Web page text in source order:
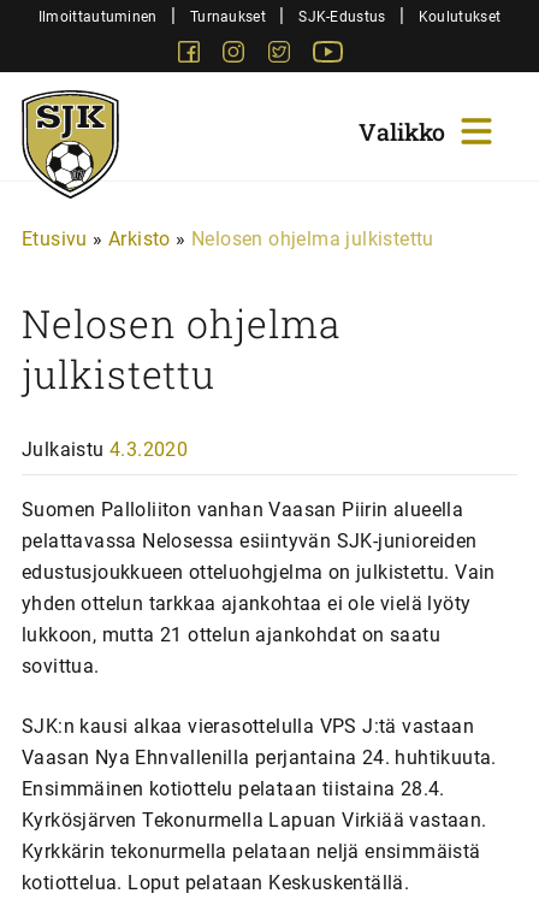
SiirryIlmoittautuminen | Turnaukset | SJK-Edustus | Koulutukset
FacebookInstagram
Twitter
Sjk-
Juniorit
Etusivu » Arkisto » Nelosen ohjelma julkistettu
Nelosen ohjelma
julkistettu
Julkaistu 4.3.2020
Suomen Palloliiton vanhan Vaasan Piirin alueella
pelattavassa Nelosessa esiintyvän SJK-junioreiden
edustusjoukkueen otteluohgjelma on julkistettu. Vain
yhden ottelun tarkkaa ajankohtaa ei ole vielä lyöty
lukkoon, mutta 21 ottelun ajankohdat on saatu
sovittua.
SJK:n kausi alkaa vierasottelulla VPS J:tä vastaan
Vaasan Nya Ehnvallenilla perjantaina 24. huhtikuuta.
Ensimmäinen kotiottelu pelataan tiistaina 28.4.
Kyrkösjärven Tekonurmella Lapuan Virkiää vastaan.
Kyrkkärin tekonurmella pelataan neljä ensimmäistä
kotiottelua. Loput pelataan Keskuskentällä.